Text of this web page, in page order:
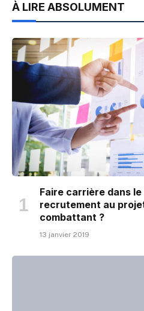
À LIRE ABSOLUMENT
Faire carrière dans
recrutement au
combattant ?
13 janvier 2019